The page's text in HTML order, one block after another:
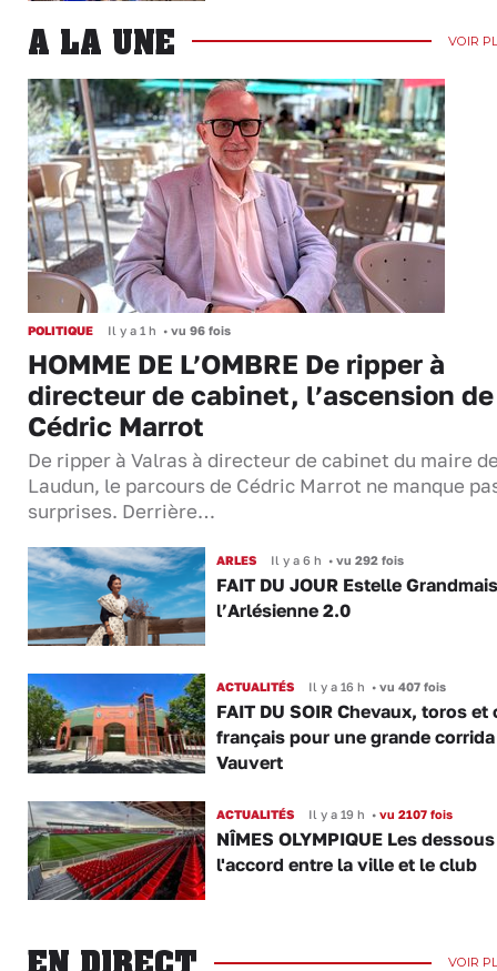
A LA UNE VOIR
POLITIQUE Il y a 1 h • vu 96 fois
HOMME DE L’OMBRE De ripper à
directeur de cabinet, l’ascension de
Cédric Marrot
De ripper à Valras à directeur de cabinet du maire
Laudun, le parcours de Cédric Marrot ne manque
surprises. Derrière…
ARLES Il y a 6 h •vu 292 fois
FAIT DU JOUR Estelle
l’Arlésienne 2.0
ACTUALITÉS Il y a 16 h •vu 407 fois
FAIT DU SOIR Chevaux, toros et
français pour une grande corrida
Vauvert
ACTUALITÉS Il y a 19 h •vu 2107 fois
NÎMES OLYMPIQUE Les
l'accord entre la ville et le club
EN DIRECT VOIR